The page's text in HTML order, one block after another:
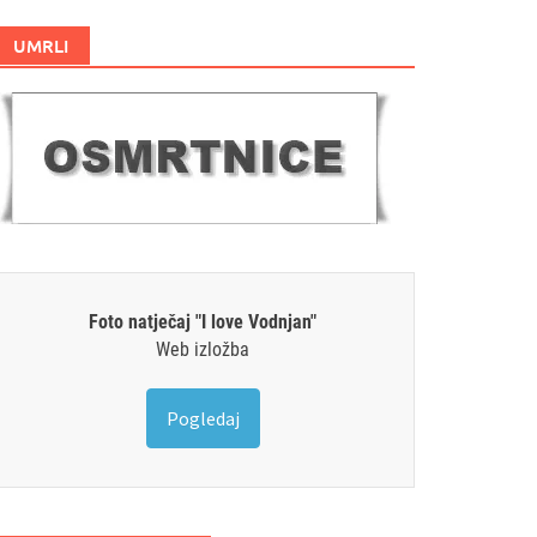
UMRLI
Foto natječaj "I love Vodnjan"
Web izložba
Pogledaj